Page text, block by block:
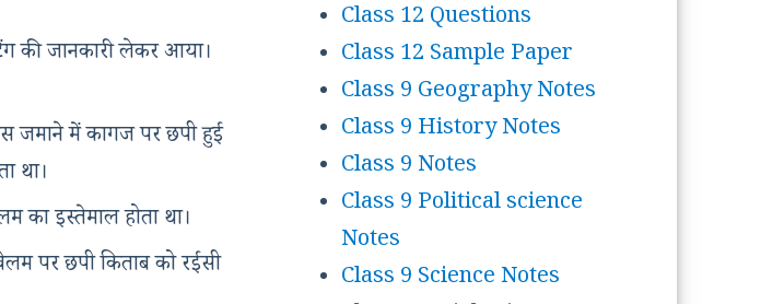
की जानकारी लेकर आया।
जमाने में कागज पर छपी हुई
था।
इस्तेमाल होता था।
पर छपी किताब को रईसी
Class 12 Questions
Class 12 Sample Paper
Class 9 Geography Notes
Class 9 History Notes
Class 9 Notes
Class 9 Political science
Notes
Class 9 Science Notes